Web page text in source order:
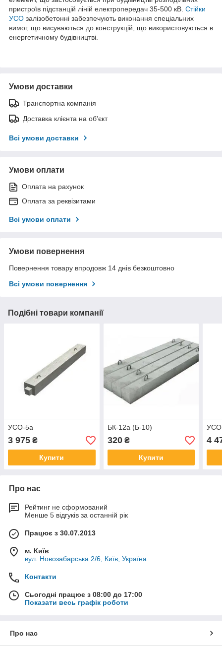
пристроїв підстанцій ліній електропередач 35-500 кВ. Стійки
УСО залізобетонні забезпечують виконання спеціальних
вимог, що висуваються до конструкцій, що використовуються в
енергетичному будівництві.
Умови доставки
Транспортна компанія
Доставка клієнта на об'єкт
Всі умови доставки
Умови оплати
Оплата на рахунок
Оплата за реквізитами
Всі умови оплати
Умови повернення
Повернення товару впродовж 14 днів безкоштовно
Всі умови повернення
Подібні товари компанії
УСО-5а
3 975 ₴
Купити
БК-12а (Б-10)
320₴
Купити
4
Про нас
Рейтинг не сформований
Менше 5 відгуків за останній рік
Працює з 30.07.2013
м. Київ
вул. Новозабарська 2/6, Київ, Україна
Контакти
Сьогодні працює з 08:00 до 17:00
Показати весь графік роботи
Про нас